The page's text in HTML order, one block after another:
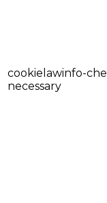
cookielawinfo-
necessary